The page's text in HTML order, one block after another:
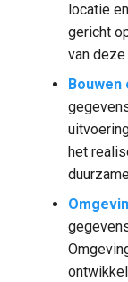
locatie
gericht
van deze
Bouwen
het